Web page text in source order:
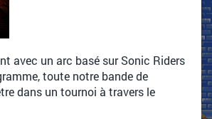
avec un arc basé sur Sonic Riders
toute notre bande de
dans un tournoi à travers le